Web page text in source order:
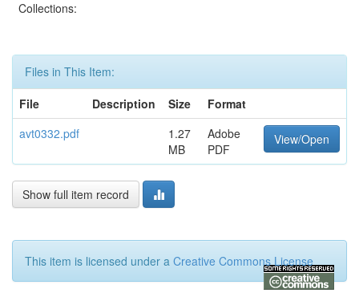
Collections:
Files in This Item:
File
Description Size
Format
avt0332.pdf
1.27
MB
Adobe
PDF
View/Open
Show full item record
This item is licensed under a Creative Commons License